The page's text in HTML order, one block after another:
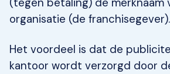
organisatie (de franchisegever).
Het voordeel is dat de
kantoor wordt verzorgd door